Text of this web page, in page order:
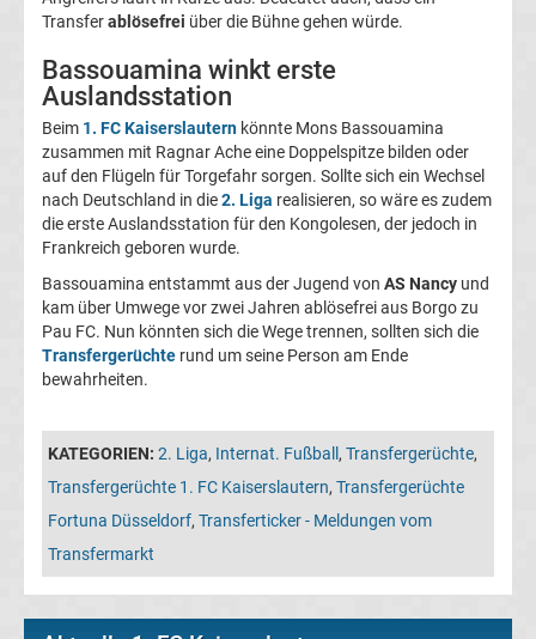
Transfergerüchte
Alemannia
Aachen
Transfergerüchte
Arminia
Bielefeld
Transfergerüchte
Bayern
Transferablösefrei über die Bühne gehen würde.
Bassouamina winkt erste
Auslandsstation
Beim 1. FC Kaiserslautern könnte Mons Bassouamina
zusammen mit Ragnar Ache eine Doppelspitze bilden oder
auf den Flügeln für Torgefahr sorgen. Sollte sich ein Wechsel
nach Deutschland in die2. Liga realisieren, so wäre es zudem
die erste Auslandsstation für den Kongolesen, der jedoch in
Frankreich geboren wurde.
Bassouamina entstammt aus der Jugend von AS Nancy und
kam über Umwege vor zwei Jahren ablösefrei aus Borgo zu
Pau FC. Nun könnten sich die Wege trennen, sollten sich die
Transfergerüchte rund um seine Person am Ende
bewahrheiten.
KATEGORIEN: 2. Liga, Internat. Fußball , Transfergerüchte,
Transfergerüchte 1. FC Kaiserslautern, Transfergerüchte
Fortuna Düsseldorf, Transferticker - Meldungen vom
Transfermarkt